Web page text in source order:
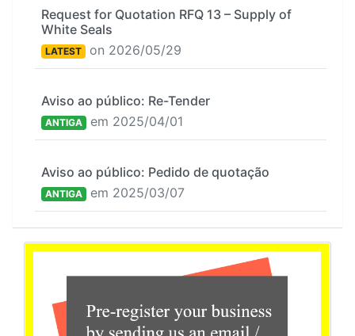
Request for Quotation RFQ 13 – Supply of
White Seals
LATEST on 2026/05/29
Aviso ao público: Re-Tender
ANTIGA em 2025/04/01
Aviso ao público: Pedido de quotação
ANTIGA em 2025/03/07